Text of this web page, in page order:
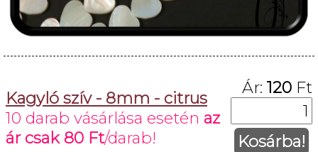
Kagyló szív - 8mm - citrus
10 darab vásárlása esetén az
ár csak 80 Ft/darab!
Ár: 120 Ft
Kosárba!